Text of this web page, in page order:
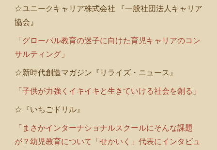
☆ユニークキャリア株式会社 『一般社団法人キャリア
協会』
「グローバル教育の迷子に向けた育児キャリアのコン
サルティング」
☆新時代創造マガジン『リライズ・ニュース』
「子供が力強くイキイキと生きていける社会を創る」
☆『いちごドリル』
「まさかインターナショナルスクールにそんな課題
が？幼児教育について「せかいく」代表にインタビュ